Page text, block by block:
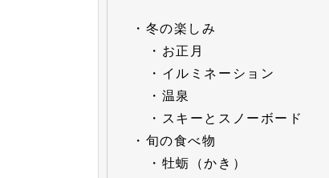
・ 冬の楽しみ
・ お正月
・ イルミネーション
・ 温泉
・ スキーとスノーボード
・ 旬の食べ物
・ 牡蛎（かき）